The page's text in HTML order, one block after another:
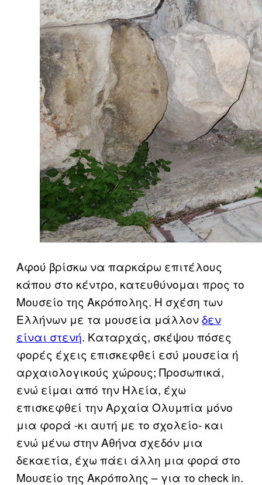
Αφού βρίσκω να παρκάρω επιτέλους
κάπου στο κέντρο, κατευθύνομαι προς το
Μουσείο της Ακρόπολης. Η σχέση των
Ελλήνων με τα μουσεία μάλλονδεν
είναι στενή. Καταρχάς, σκέψου πόσες
φορές έχεις επισκεφθεί εσύ μουσεία ή
αρχαιολογικούς χώρους; Προσωπικά,
ενώ είμαι από την Ηλεία, έχω
επισκεφθεί την Αρχαία Ολυμπία μόνο
μια φορά -κι αυτή με το σχολείο- και
ενώ μένω στην Αθήνα σχεδόν μια
δεκαετία, έχω πάει άλλη μια φορά στο
Μουσείο της Ακρόπολης – για το check in.